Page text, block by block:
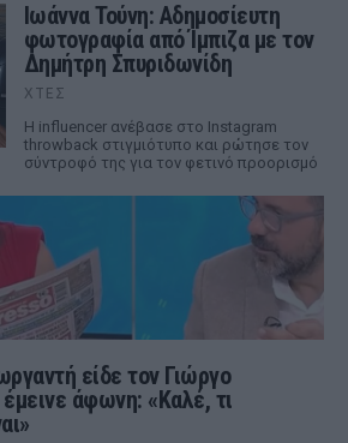
Ιωάννα Τούνη: Αδημοσίευτη
φωτογραφία από Ίμπιζα με τον
Δημήτρη Σπυριδωνίδη
ΧΤΕΣ
Η influencer ανέβασε στο Instagram
throwback στιγμιότυπο και ρώτησε τον
σύντροφό της για τον φετινό προορισμό
είδε τον Γιώργο
άφωνη: «Καλέ, τι